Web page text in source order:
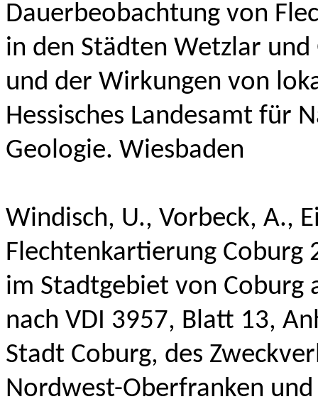
Dauerbeobachtung von
in den Städten Wetzlar
und der Wirkungen von
Hessisches Landesamt für
Geologie. Wiesbaden
Windisch, U., Vorbeck, A.,
Flechtenkartierung Coburg
im Stadtgebiet von Coburg
nach VDI 3957, Blatt 13,
Stadt Coburg, des
Nordwest-Oberfranken